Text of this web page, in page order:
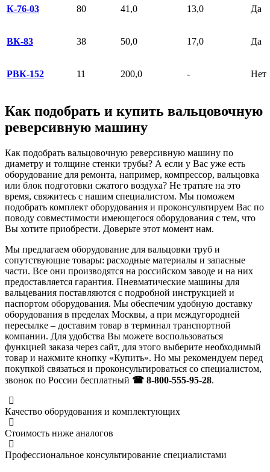
К-76-03 80 41,0 13,0 Да
ВК-83 38 50,0 17,0 Да
РВК-152 11 200,0 - Нет
Как подобрать и купить вальцовочную
реверсивную машину
Как подобрать вальцовочную реверсивную машину по
диаметру и толщине стенки трубы? А если у Вас уже есть
оборудование для ремонта, например, компрессор, вальцовка
или блок подготовки сжатого воздуха? Не тратьте на это
время, свяжитесь с нашим специалистом. Мы поможем
подобрать комплект оборудования и проконсультируем Вас по
поводу совместимости имеющегося оборудования с тем, что
Вы хотите приобрести. Доверьте этот момент нам.
Мы предлагаем оборудование для вальцовки труб и
сопутствующие товары: расходные материалы и запасные
части. Все они производятся на российском заводе и на них
предоставляется гарантия. Пневматические машины для
вальцевания поставляются с подробной инструкцией и
паспортом оборудования. Мы обеспечим удобную доставку
оборудования в пределах Москвы, а при междугородней
пересылке – доставим товар в терминал транспортной
компании. Для удобства Вы можете воспользоваться
функцией заказа через сайт, для этого выберите необходимый
товар и нажмите кнопку «Купить». Но мы рекомендуем перед
покупкой связаться и проконсультироваться со специалистом,
звонок по России бесплатный ☎ 8-800-555-95-28.
Качество оборудования и комплектующих
Стоимость ниже аналогов
Профессиональное консультирование специалистами